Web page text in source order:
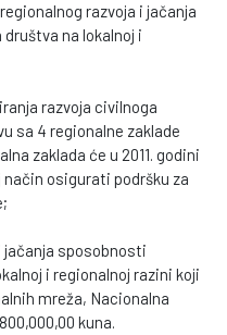
razvoja i jačanja
na lokalnoj i
razvoja civilnoga
sa 4 regionalne zaklade
zaklada će u 2011. godini
osigurati podršku za
jačanja sposobnosti
i regionalnoj razini koji
mreža, Nacionalna
kuna.